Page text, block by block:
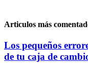
Articulos más
Los pequeños
de tu caja de